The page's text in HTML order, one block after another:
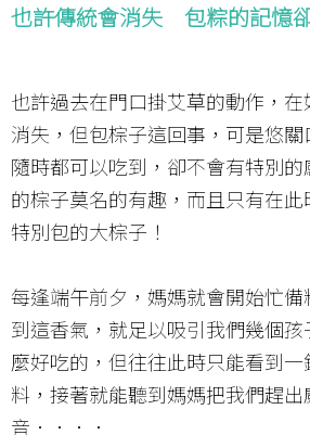
也許傳統會消失 包粽的記憶
也許過去在門口掛艾草的動作，
消失，但包棕子這回事，可是悠
隨時都可以吃到，卻不會有特別
的棕子莫名的有趣，而且只有在
特別包的大棕子！
每逢端午前夕，媽媽就會開始忙
到這香氣，就足以吸引我們幾個
麼好吃的，但往往此時只能看到
料，接著就能聽到媽媽把我們趕出
音．．．．